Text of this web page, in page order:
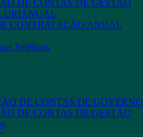
DE CONTAS DE GESTÃO
CONTRATAÇÃO ANUAL
Seletivos
DE CONTAS DE GOVERNO
DE CONTAS DE GESTÃO